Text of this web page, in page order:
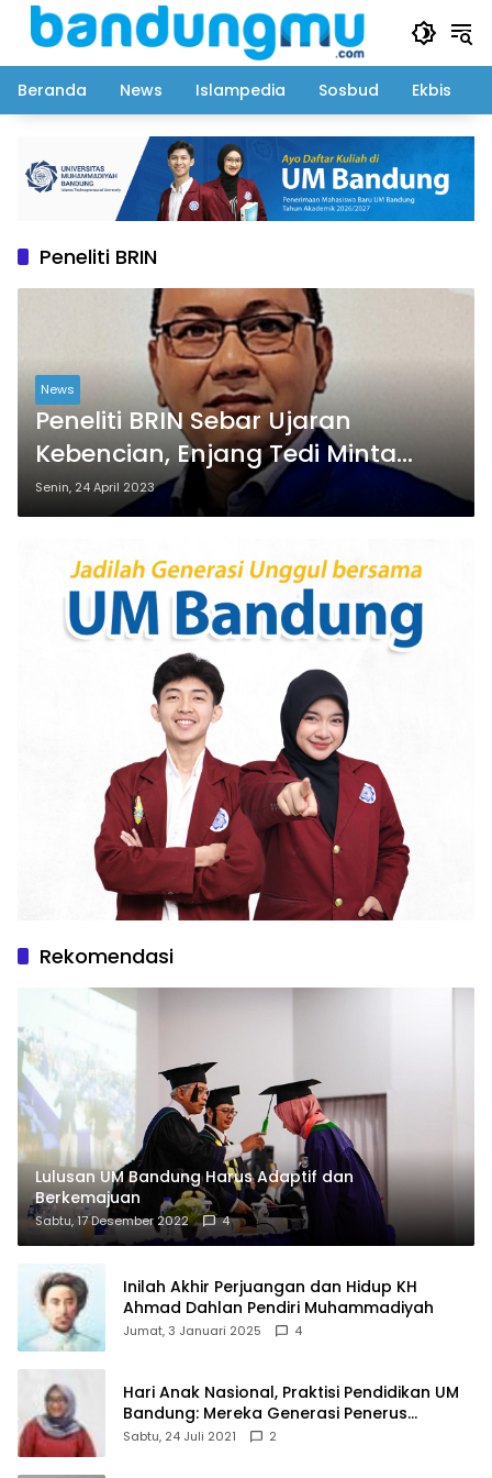
Langsung
Beranda
News Islampedia Sosbud Ekbis
Peneliti BRIN
News
Peneliti BRIN Sebar Ujaran
Kebencian, Enjang Tedi Minta
Mereka Ditindak Tegas
Senin, 24 April 2023
Rekomendasi
Lulusan UM Bandung Harus Adaptif dan
Berkemajuan
Sabtu, 17 Desember 2022 4
Inilah Akhir Perjuangan dan Hidup KH
Ahmad Dahlan Pendiri Muhammadiyah
Jumat, 3 Januari 2025 4
Hari Anak Nasional, Praktisi Pendidikan UM
Bandung: Mereka Generasi Penerus
Bangsa
Sabtu, 24 Juli 2021 2